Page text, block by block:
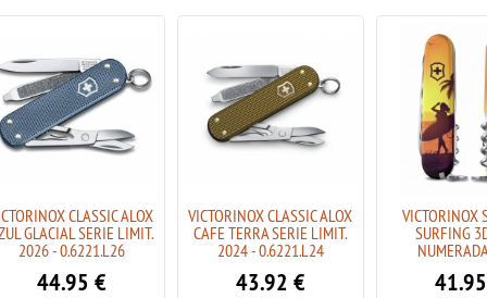
CLASSIC ALOX
GLACIAL SERIE LIMIT.
2026 - 0.6221.L26
44.95 €
VICTORINOX CLASSIC ALOX
CAFE TERRA SERIE LIMIT.
2024 - 0.6221.L24
43.92 €
VICTORINOX
SURFING
41.95